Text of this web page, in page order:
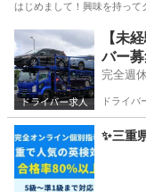
はじめまして！興味を持って
津市 英語
【未
バー
完全週
ドライバ
✨三重